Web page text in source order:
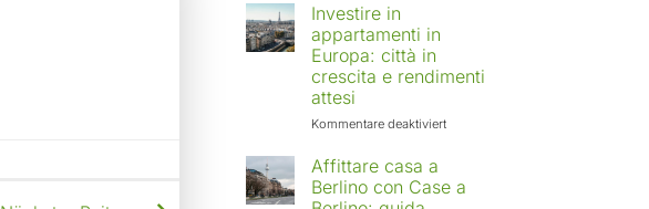
Investire in
appartamenti in
Europa: città in
crescita e rendimenti
attesi
Kommentare deaktiviertfür
in
Affittare casa a
Berlino con Case a